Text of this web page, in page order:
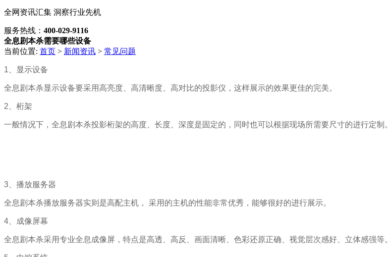
全网资讯汇集 洞察行业先机
服务热线： 400-029-9116
全息剧本杀需要哪些设备
当前位置: 首页 > 新闻资讯 > 常见问题
1、显示设备
全息剧本杀显示设备要采用高亮度、高清晰度、高对比的投影仪，这样展示的效果更佳的完美。
2、桁架
一般情况下，全息剧本杀投影桁架的高度、长度、深度是固定的，同时也可以根据现场所需要尺寸的进行定制。
3、播放服务器
全息剧本杀播放服务器实则是高配主机， 采用的主机的性能非常优秀，能够很好的进行展示。
4、成像屏幕
全息剧本杀采用专业全息成像屏，特点是高透、高反、画面清晰、色彩还原正确、视觉层次感好、立体感强等。